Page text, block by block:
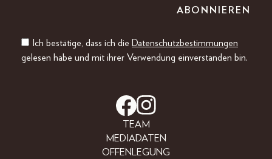
Ich bestätige, dass ich die Datenschutzbestimmungen
gelesen habe und mit ihrer Verwendung einverstanden bin.
TEAM
MEDIADATEN
OFFENLEGUNG